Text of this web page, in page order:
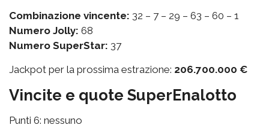
Combinazione vincente: 32 – 7 – 29 – 63 – 60 – 1
Numero Jolly: 68
Numero SuperStar: 37
Jackpot per la prossima estrazione: 206.700.000 €
Vincite e quote SuperEnalotto
Punti 6: nessuno